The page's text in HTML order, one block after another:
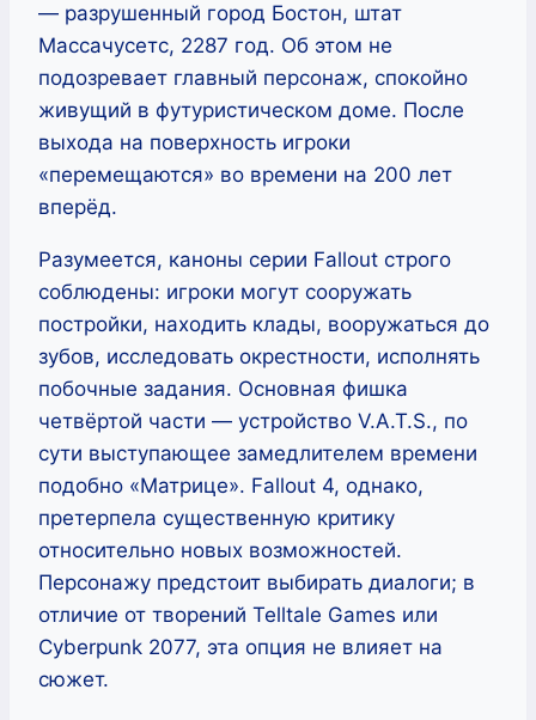
— разрушенный город Бостон, штат
Массачусетс, 2287 год. Об этом не
подозревает главный персонаж, спокойно
живущий в футуристическом доме. После
выхода на поверхность игроки
«перемещаются» во времени на 200 лет
вперёд.
Разумеется, каноны серии Fallout строго
соблюдены: игроки могут сооружать
постройки, находить клады, вооружаться до
зубов, исследовать окрестности, исполнять
побочные задания. Основная фишка
четвёртой части — устройство V.A.T.S., по
сути выступающее замедлителем времени
подобно «Матрице». Fallout 4, однако,
претерпела существенную критику
относительно новых возможностей.
Персонажу предстоит выбирать диалоги; в
отличие от творений Telltale Games или
Cyberpunk 2077, эта опция не влияет на
сюжет.